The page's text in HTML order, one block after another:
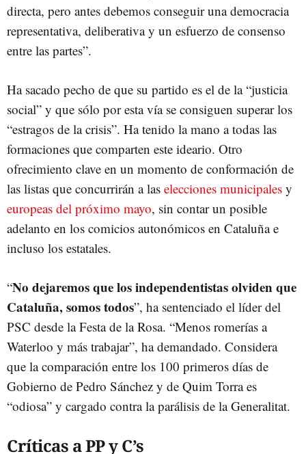
directa, pero antes debemos conseguir una democracia
representativa, deliberativa y un esfuerzo de consenso
entre las partes”.
Ha sacado pecho de que su partido es el de la “justicia
social” y que sólo por esta vía se consiguen superar los
“estragos de la crisis”. Ha tenido la mano a todas las
formaciones que comparten este ideario. Otro
ofrecimiento clave en un momento de conformación de
las listas que concurrirán a las elecciones municipales y
europeas del próximo mayo, sin contar un posible
adelanto en los comicios autonómicos en Cataluña e
incluso los estatales.
“No dejaremos que los independentistas olviden que
Cataluña, somos todos”, ha sentenciado el líder del
PSC desde la Festa de la Rosa. “Menos romerías a
Waterloo y más trabajar”, ha demandado. Considera
que la comparación entre los 100 primeros días de
Gobierno de Pedro Sánchez y de Quim Torra es
“odiosa” y cargado contra la parálisis de la Generalitat.
Críticas a PP y C’s